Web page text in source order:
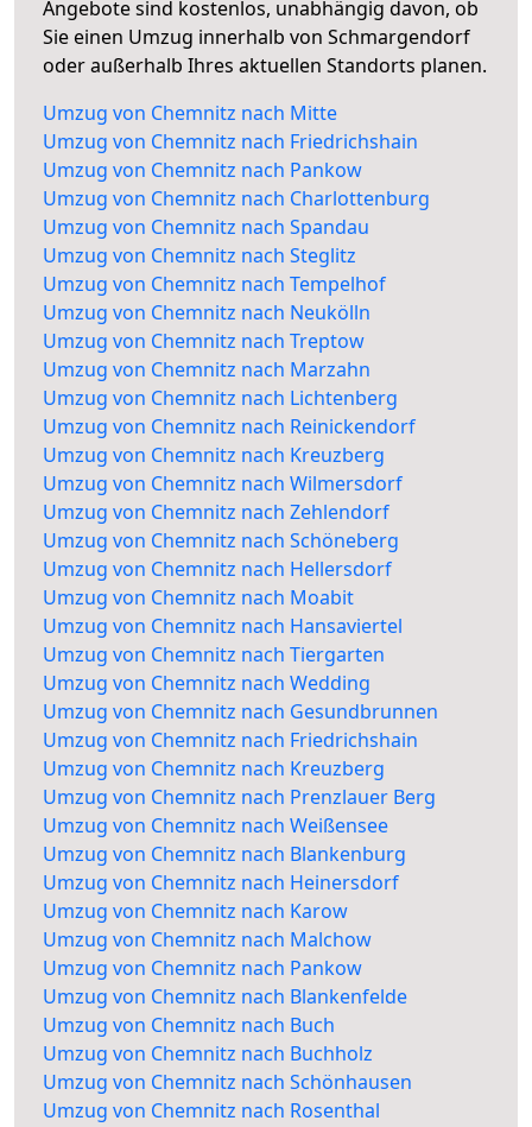
Angebote sind kostenlos, unabhängig davon, ob
Sie einen Umzug innerhalb von Schmargendorf
oder außerhalb Ihres aktuellen Standorts planen.
Umzug von Chemnitz nach Mitte
Umzug von Chemnitz nach Friedrichshain
Umzug von Chemnitz nach Pankow
Umzug von Chemnitz nach Charlottenburg
Umzug von Chemnitz nach Spandau
Umzug von Chemnitz nach Steglitz
Umzug von Chemnitz nach Tempelhof
Umzug von Chemnitz nach Neukölln
Umzug von Chemnitz nach Treptow
Umzug von Chemnitz nach Marzahn
Umzug von Chemnitz nach Lichtenberg
Umzug von Chemnitz nach Reinickendorf
Umzug von Chemnitz nach Kreuzberg
Umzug von Chemnitz nach Wilmersdorf
Umzug von Chemnitz nach Zehlendorf
Umzug von Chemnitz nach Schöneberg
Umzug von Chemnitz nach Hellersdorf
Umzug von Chemnitz nach Moabit
Umzug von Chemnitz nach Hansaviertel
Umzug von Chemnitz nach Tiergarten
Umzug von Chemnitz nach Wedding
Umzug von Chemnitz nach Gesundbrunnen
Umzug von Chemnitz nach Friedrichshain
Umzug von Chemnitz nach Kreuzberg
Umzug von Chemnitz nach Prenzlauer Berg
Umzug von Chemnitz nach Weißensee
Umzug von Chemnitz nach Blankenburg
Umzug von Chemnitz nach Heinersdorf
Umzug von Chemnitz nach Karow
Umzug von Chemnitz nach Malchow
Umzug von Chemnitz nach Pankow
Umzug von Chemnitz nach Blankenfelde
Umzug von Chemnitz nach Buch
Umzug von Chemnitz nach Buchholz
Umzug von Chemnitz nach Schönhausen
Umzug von Chemnitz nach Rosenthal